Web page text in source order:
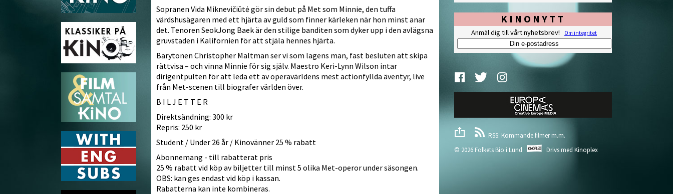
KINONYTT
Anmäl dig till vårt nyhetsbrev! Om integritet
RSS: Kommande filmer m.m.
© 2026 Folkets Bio i Lund
Drivs med Kinoplex
Sopranen Vida Miknevičiūtė gör sin debut på Met som Minnie, den tuffa
värdshusägaren med ett hjärta av guld som finner kärleken när hon minst anar
det. Tenoren SeokJong Baek är den stilige banditen som dyker upp i den avlägsna
gruvstaden i Kalifornien för att stjäla hennes hjärta.
Barytonen Christopher Maltman ser vi som lagens man, fast besluten att skipa
rättvisa – och vinna Minnie för sig själv. Maestro Keri-Lynn Wilson intar
dirigentpulten för att leda ett av operavärldens mest actionfyllda äventyr, live
från Met-scenen till biografer världen över.
B I L J E T T E R
Direktsändning: 300 kr
Repris: 250 kr
Student / Under 26 år / Kinovänner 25 % rabatt
Abonnemang - till rabatterat pris
25 % rabatt vid köp av biljetter till minst 5 olika Met-operor under säsongen.
OBS: kan ges endast vid köp i kassan.
Rabatterna kan inte kombineras.